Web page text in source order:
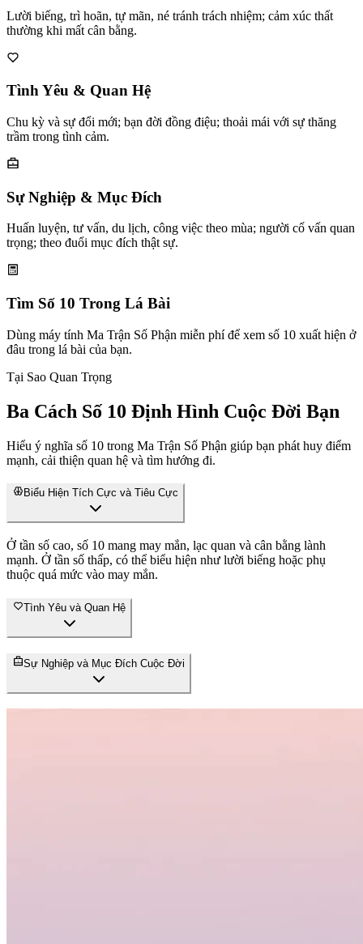
Lười biếng, trì hoãn, tự mãn, né tránh trách nhiệm; cảm xúc thất
thường khi mất cân bằng.
Tình Yêu & Quan Hệ
Chu kỳ và sự đổi mới; bạn đời đồng điệu; thoải mái với sự thăng
trầm trong tình cảm.
Sự Nghiệp & Mục Đích
Huấn luyện, tư vấn, du lịch, công việc theo mùa; người cố vấn quan
trọng; theo đuổi mục đích thật sự.
Tìm Số 10 Trong Lá Bài
Dùng máy tính Ma Trận Số Phận miễn phí để xem số 10 xuất hiện ở
đâu trong lá bài của bạn.
Tại Sao Quan Trọng
Ba Cách Số 10 Định Hình Cuộc Đời Bạn
Hiểu ý nghĩa số 10 trong Ma Trận Số Phận giúp bạn phát huy điểm
mạnh, cải thiện quan hệ và tìm hướng đi.
Biểu Hiện Tích Cực và Tiêu Cực
Ở tần số cao, số 10 mang may mắn, lạc quan và cân bằng lành
mạnh. Ở tần số thấp, có thể biểu hiện như lười biếng hoặc phụ
thuộc quá mức vào may mắn.
Tình Yêu và Quan Hệ
Sự Nghiệp và Mục Đích Cuộc Đời